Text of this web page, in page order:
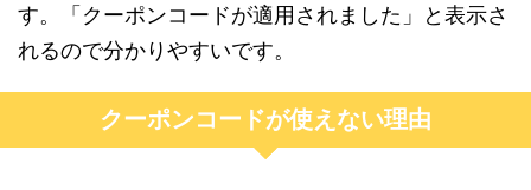
す。「クーポンコードが適用されました」と表示さ
れるので分かりやすいです。
クーポンコードが使えない理由